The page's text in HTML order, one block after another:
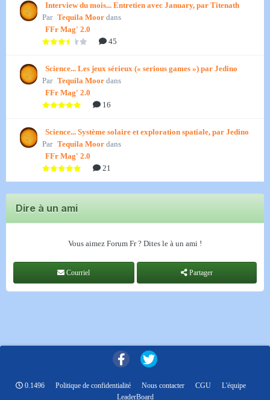
Interview du mois... Entretien avec January, par Titenath
Par Tequila Moor dans
FFr Mag' 2.0
45
Science... Les jeux sérieux (« serious games ») par Jedino
Par Tequila Moor dans
FFr Mag' 2.0
16
Science... Système solaire et exploration spatiale, par Jedino
Par Tequila Moor dans
FFr Mag' 2.0
21
Dire à un ami
Vous aimez Forum Fr ? Dites le à un ami !
Courriel Partager
0.1496 Politique de confidentialité Nous contacter CGU
L'équipe
LeaderBoard